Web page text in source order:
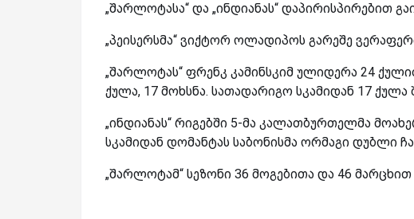
„შარლოტასა“ და „ინდიანას“ დაპირისპირებით
„პეისერსმა“ ვიქტორ ოლადიპოს გარეშე
„შარლოტას“ ფრენკ კამინსკიმ ულიდერა 24
ქულა, 17 მოხსნა. სათადარიგო სკამიდან 17 ქულა
„ინდიანას“ რიგებში 5-მა კალათბურთელმა
სკამიდან დომანტას საბონისმა ორმაგი დუბლი
„შარლოტამ“ სეზონი 36 მოგებითა და 46